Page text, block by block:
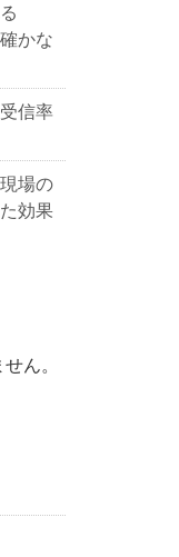
かな
信率
場の
効果
ん。